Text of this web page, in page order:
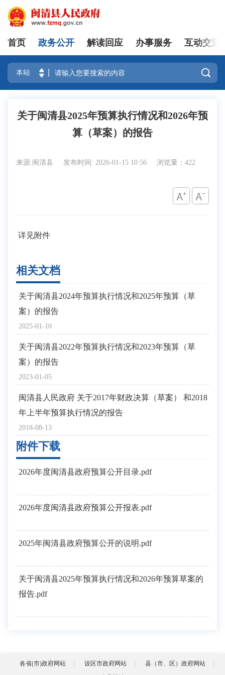
登录
首页 政务公开 解读回应 办事服务 互动交流

关于闽清县2025年预算执行情况和2026年预
算（草案）的报告
来源:闽清县 发布时间: 2026-01-15 10:56 浏览量：422
详见附件
相关文档
2025-01-10
关于闽清县2024年预算执行情况和2025年预算（草
案）的报告
2023-01-05
关于闽清县2022年预算执行情况和2023年预算（草
案）的报告
2018-08-13
闽清县人民政府 关于2017年财政决算（草案） 和2018
年上半年预算执行情况的报告
附件下载
2026年度闽清县政府预算公开目录.pdf
2026年度闽清县政府预算公开报表.pdf
2025年闽清县政府预算公开的说明.pdf
关于闽清县2025年预算执行情况和2026年预算草案的
报告.pdf
各省(市)政府网站 设区市政府网站
县（市、区）政府网站